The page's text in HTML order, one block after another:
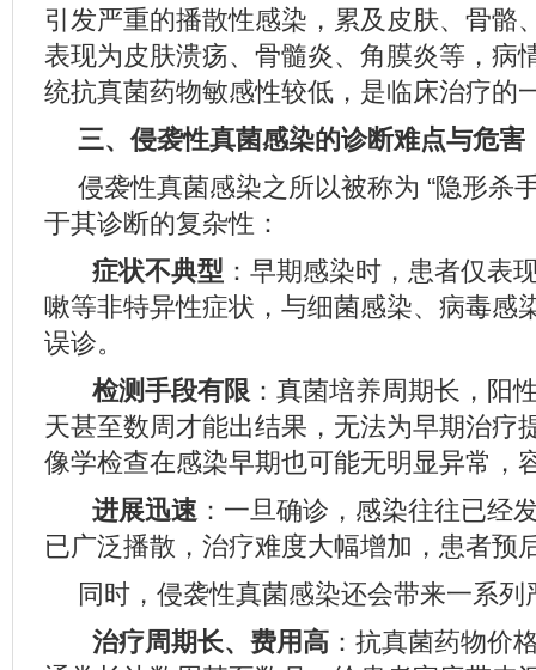
引发严重的播散性感染，累及皮肤、骨骼
表现为皮肤溃疡、骨髓炎、角膜炎等，病
统抗真菌药物敏感性较低，是临床治疗的
三、侵袭性真菌感染的诊断难点与危害
侵袭性真菌感染之所以被称为 “隐形杀
于其诊断的复杂性：
症状不典型 ：早期感染时，患者仅表
嗽等非特异性症状，与细菌感染、病毒感
误诊。
检测手段有限 ：真菌培养周期长，阳
天甚至数周才能出结果，无法为早期治疗
像学检查在感染早期也可能无明显异常，
进展迅速：一旦确诊，感染往往已经
已广泛播散，治疗难度大幅增加，患者预
同时，侵袭性真菌感染还会带来一系列
治疗周期长、费用高 ：抗真菌药物价